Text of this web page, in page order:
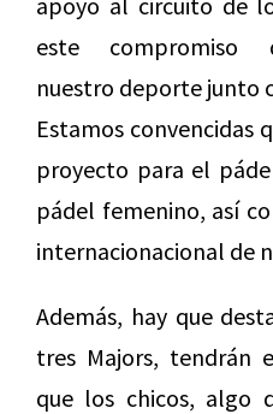
este compromiso
nuestro deporte junto
Estamos convencidas
proyecto para el
pádel femenino, así
internacionacional de
Además, hay que
tres Majors, tendrán
que los chicos, algo